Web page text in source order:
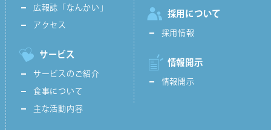
広報誌「なんかい」
アクセス
サービス
サービスのご紹介
食事について
主な活動内容
採用について
採用情報
情報開示
情報開示